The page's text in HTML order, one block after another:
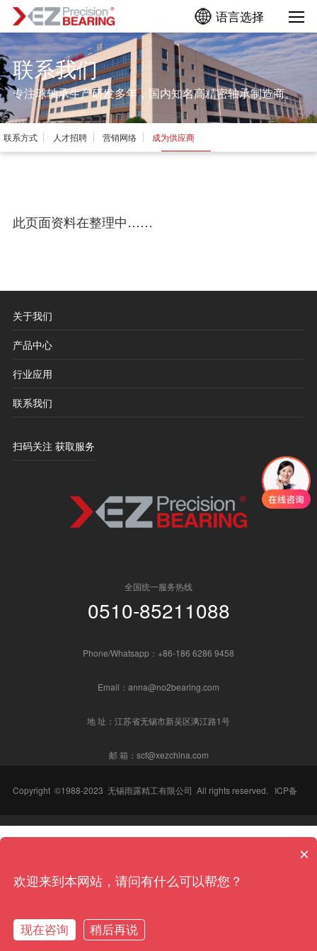
语言选择
联系我们
专注球轴承生产研发多年，国内知名高精密轴承制造商。
​联系方式 ​人才招聘 ​营销网络 ​成为供应商
此页面资料在整理中……
关于我们
产品中心
行业应用
联系我们
扫码关注 获取服务
全国统一服务热线
0510-85211088
Phone/Whatsapp：+86-186 6286 9458
Email：anna@no2bearing.com
地 址：江苏省无锡市新吴区漓江路1号
邮 箱：scf@xezchina.com
Copyright ©1988-2023 无锡雨露精工有限公司 All rights reserved. ICP备
案号：苏ICP备2023037353号-1
XEZ轴承-角接触球轴承 - 主轴轴承- 光伏线切割轴承-机床轴承
器轴承
×
欢迎来到本网站，请问有什么可以帮您？
现在咨询 稍后再说